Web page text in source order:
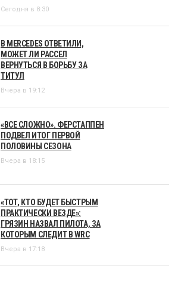
Сегодня в 8:30
В MERCEDES ОТВЕТИЛИ,
МОЖЕТ ЛИ РАССЕЛ
ВЕРНУТЬСЯ В БОРЬБУ ЗА
ТИТУЛ
Вчера в 19:12
«ВСЕ СЛОЖНО». ФЕРСТАППЕН
ПОДВЕЛ ИТОГ ПЕРВОЙ
ПОЛОВИНЫ СЕЗОНА
Вчера в 18:15
«ТОТ, КТО БУДЕТ БЫСТРЫМ
ПРАКТИЧЕСКИ ВЕЗДЕ»:
ГРЯЗИН НАЗВАЛ ПИЛОТА, ЗА
КОТОРЫМ СЛЕДИТ В WRC
Вчера в 17:18